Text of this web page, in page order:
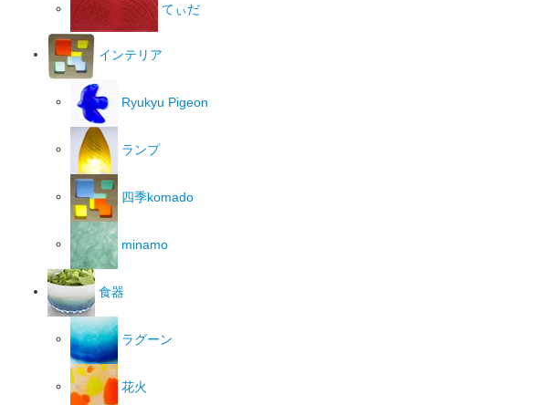
てぃだ
インテリア
Ryukyu Pigeon
ランプ
四季komado
minamo
食器
ラグーン
花火